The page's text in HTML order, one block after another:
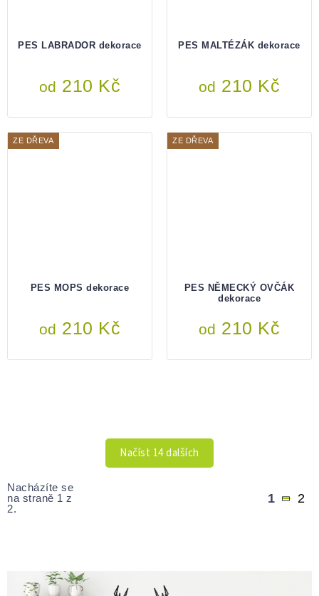
PES LABRADOR dekorace
od 210 Kč
PES MALTÉZÁK dekorace
od 210 Kč
ZE DŘEVA
PES MOPS dekorace
od 210 Kč
ZE DŘEVA
PES NĚMECKÝ OVČÁK
dekorace
od 210 Kč
Načíst 14 dalších
Nacházíte se
na straně 1 z
2.
1 2